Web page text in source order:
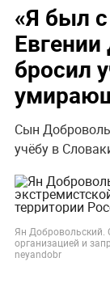
«Я был
бросил
Сын
учёбу в
Ян Добровольский.
организацией и
neyandobr